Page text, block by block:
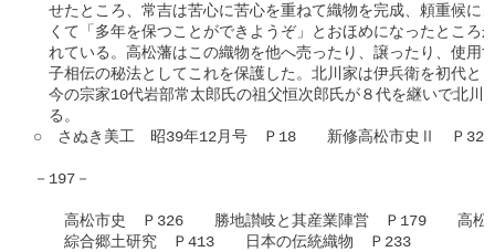
せたところ、常吉は苦心に苦心を重ねて織物を完成、頼重候に
くて「多年を保つことができようぞ」とおほめになったところ
れている。高松藩はこの織物を他へ売ったり、譲ったり、使用
子相伝の秘法としてこれを保護した。北川家は伊兵衛を初代と
今の宗家10代岩部常太郎氏の祖父恒次郎氏が８代を継いで北川
る。
○　さぬき美工　昭39年12月号　Ｐ18　　新修高松市史Ⅱ　Ｐ322
－197－
高松市史　Ｐ326　　勝地讃岐と其産業陣営　Ｐ179　　高
綜合郷土研究　Ｐ413　　日本の伝統織物　Ｐ233